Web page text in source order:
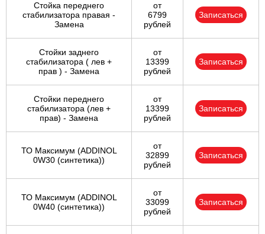
Стойка переднего
стабилизатора правая -
Замена
от
6799
рублей
Записаться
Стойки заднего
стабилизатора ( лев +
прав ) - Замена
от
13399
рублей
Записаться
Стойки переднего
стабилизатора (лев +
прав) - Замена
от
13399
рублей
Записаться
ТО Максимум (ADDINOL
0W30 (синтетика))
от
32899
рублей
Записаться
ТО Максимум (ADDINOL
0W40 (синтетика))
от
33099
рублей
Записаться